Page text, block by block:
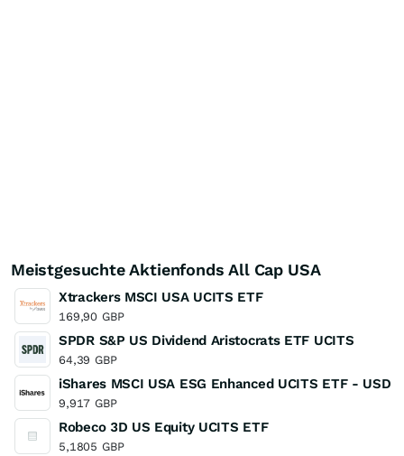
Meistgesuchte Aktienfonds All Cap USA
Xtrackers MSCI USA UCITS ETF
169,90 GBP
SPDR S&P US Dividend Aristocrats ETF UCITS
64,39 GBP
iShares MSCI USA ESG Enhanced UCITS ETF - USD
9,917 GBP
Robeco 3D US Equity UCITS ETF
5,1805 GBP